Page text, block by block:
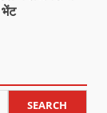
भेंट
SEARCH